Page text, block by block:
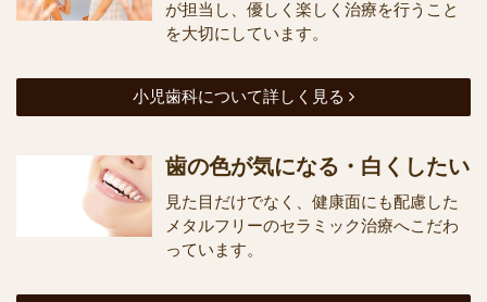
が担当し、優しく楽しく治療を行うこと
を大切にしています。
小児歯科について詳しく見る
歯の色が気になる・白くしたい
見た目だけでなく、健康面にも配慮した
メタルフリーのセラミック治療へこだわ
っています。